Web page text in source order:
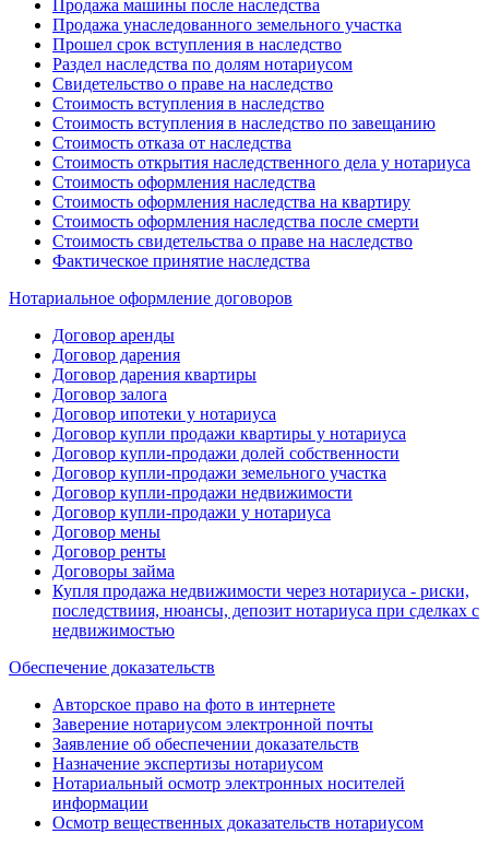
Продажа машины после наследства
Продажа унаследованного земельного участка
Прошел срок вступления в наследство
Раздел наследства по долям нотариусом
Свидетельство о праве на наследство
Стоимость вступления в наследство
Стоимость вступления в наследство по завещанию
Стоимость отказа от наследства
Стоимость открытия наследственного дела у нотариуса
Стоимость оформления наследства
Стоимость оформления наследства на квартиру
Стоимость оформления наследства после смерти
Стоимость свидетельства о праве на наследство
Фактическое принятие наследства
Нотариальное оформление договоров
Договор аренды
Договор дарения
Договор дарения квартиры
Договор залога
Договор ипотеки у нотариуса
Договор купли продажи квартиры у нотариуса
Договор купли-продажи долей собственности
Договор купли-продажи земельного участка
Договор купли-продажи недвижимости
Договор купли-продажи у нотариуса
Договор мены
Договор ренты
Договоры займа
Купля продажа недвижимости через нотариуса - риски,
последствиия, нюансы, депозит нотариуса при сделках с
недвижимостью
Обеспечение доказательств
Авторское право на фото в интернете
Заверение нотариусом электронной почты
Заявление об обеспечении доказательств
Назначение экспертизы нотариусом
Нотариальный осмотр электронных носителей
информации
Осмотр вещественных доказательств нотариусом